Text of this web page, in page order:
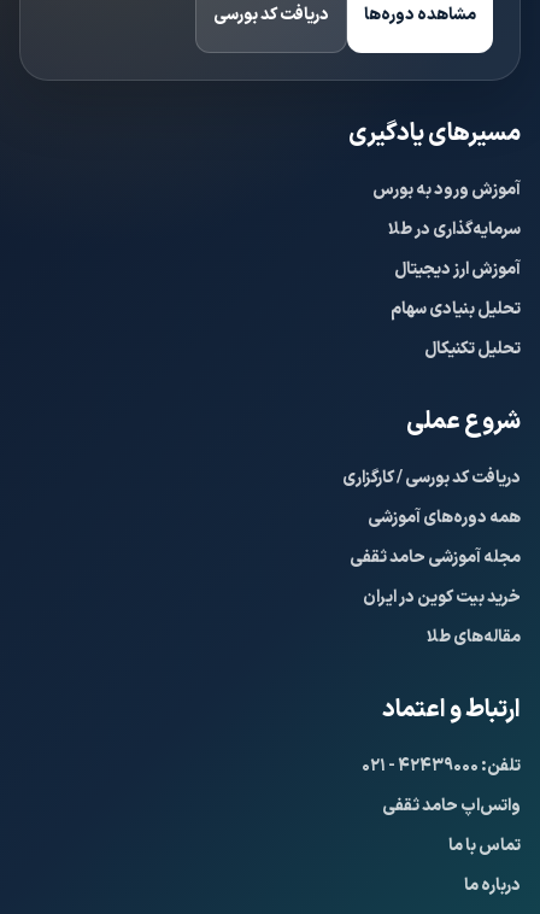
مشاهده دوره‌ها دریافت کد بورسی
مسیرهای یادگیری
آموزش ورود به بورس
سرمایه‌گذاری در طلا
آموزش ارز دیجیتال
تحلیل بنیادی سهام
تحلیل تکنیکال
شروع عملی
دریافت کد بورسی / کارگزاری
همه دوره‌های آموزشی
مجله آموزشی حامد ثقفی
خرید بیت کوین در ایران
مقاله‌های طلا
ارتباط و اعتماد
تلفن: ۴۲۴۳۹۰۰۰ - ۰۲۱
واتس‌اپ حامد ثقفی
تماس با ما
درباره ما